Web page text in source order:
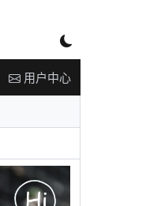
用户中心